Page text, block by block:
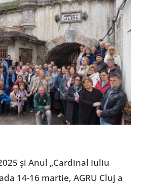
și Anul „Cardinal Iuliu
14-16 martie, AGRU Cluj a